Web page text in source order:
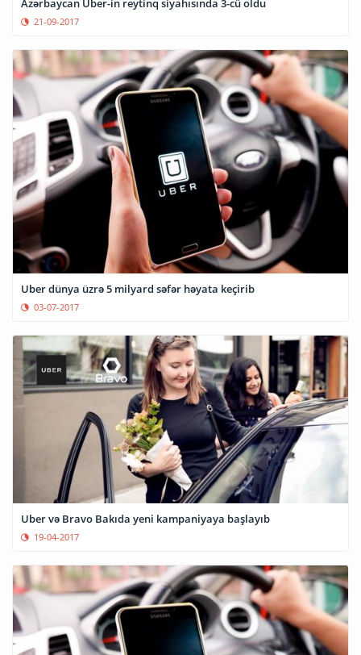
Azərbaycan Uber-in reytinq siyahısında 3-cü oldu
21-09-2017
Uber dünya üzrə 5 milyard səfər həyata keçirib
03-07-2017
Uber və Bravo Bakıda yeni kampaniyaya başlayıb
19-04-2017